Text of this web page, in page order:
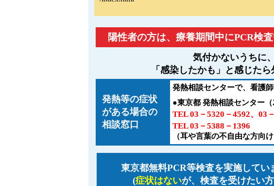
陽性者の方は、療養期間中にPCR検
気付かないうちに
「感染したかも」と感じた
発熱等の症状
がある場合の
相談窓口
発熱相談センターで、看護
●東京都 発熱相談センター（
TEL 03－5320－4592、03
TEL 03－5388－1396
（耳や言葉の不自由な方向け
東京都無料PCR等検査を実施してい
(症状はないが、検査を受けたい